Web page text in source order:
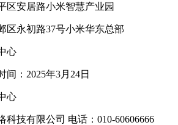
区安居路小米智慧产业园
区永初路37号小米华东总部
心
间：2025年3月24日
心
科技有限公司 电话：010-60606666